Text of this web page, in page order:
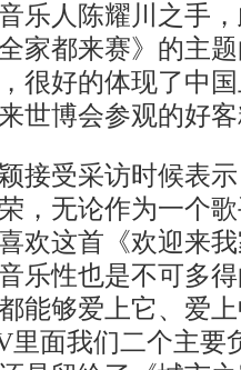
乐人陈耀川之手
家都来赛》的主
很好的体现了中
世博会参观的好
受采访时候表示
，无论作为一个
欢这首《欢迎来
乐性也是不可多
能够爱上它、爱
里面我们二个主要